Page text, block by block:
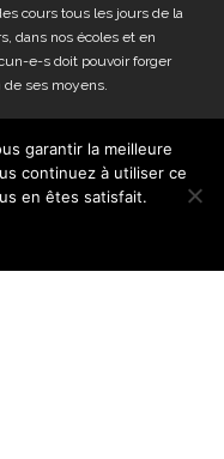
cours tous les jours de la
dans nos écoles et en
e-s doit pouvoir forger
de ses moyens.
garantir la meilleure
continuez à utiliser ce
en êtes satisfait.